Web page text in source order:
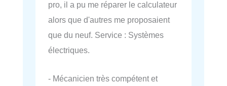
pro, il a pu me réparer le calculateur
alors que d'autres me proposaient
que du neuf. Service : Systèmes
électriques.
- Mécanicien très compétent et